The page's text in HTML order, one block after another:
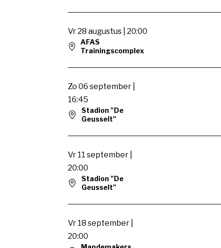
Vr 28 augustus | 20:00
AFAS
Trainingscomplex
Zo 06 september |
16:45
Stadion "De
Geusselt"
Vr 11 september |
20:00
Stadion "De
Geusselt"
Vr 18 september |
20:00